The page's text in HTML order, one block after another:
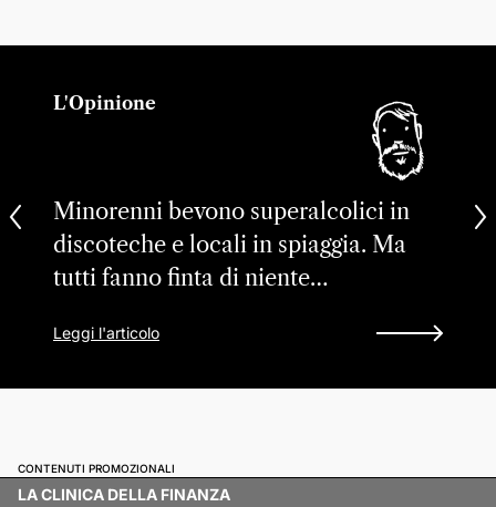
L'Opinione
Minorenni bevono superalcolici in
discoteche e locali in spiaggia. Ma
tutti fanno finta di niente…
Leggi l'articolo
CONTENUTI PROMOZIONALI
LA CLINICA DELLA FINANZA